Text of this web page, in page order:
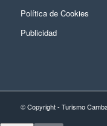
Política de Cookies
Publicidad
© Copyright - Turismo